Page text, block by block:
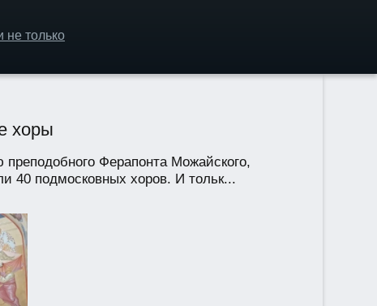
не только
хоры
Ферапонта Можайского,
40 подмосковных хоров. И тольк...